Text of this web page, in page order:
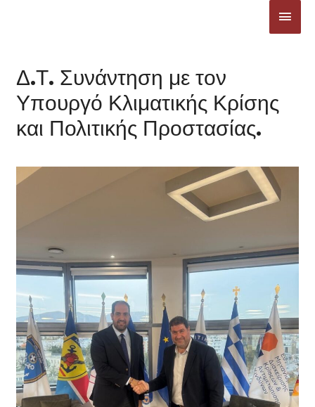
Δ.Τ. Συνάντηση με τον
Υπουργό Κλιματικής Κρίσης
και Πολιτικής Προστασίας.